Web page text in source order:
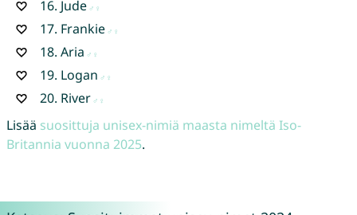
16. Jude
17. Frankie
18. Aria
19. Logan
20. River
Lisää suosittuja unisex-nimiä maasta nimeltä Iso-
Britannia vuonna 2025.